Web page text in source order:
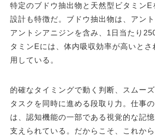
特定のブドウ抽出物と天然型ビタミンE
設計も特徴だ。ブドウ抽出物は、アン
アントシアニジンを含み、1日当たり
タミンEには、体内吸収効率が高いとさ
用している。
的確なタイミングで動く判断、スムー
タスクを同時に進める段取り力。仕事
は、認知機能の一部である視覚的な記
支えられている。だからこそ、これか